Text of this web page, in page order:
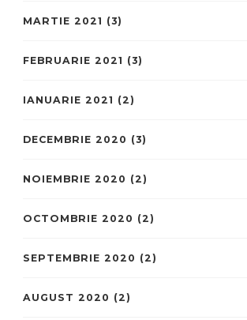
MARTIE 2021 (3)
FEBRUARIE 2021 (3)
IANUARIE 2021 (2)
DECEMBRIE 2020 (3)
NOIEMBRIE 2020 (2)
OCTOMBRIE 2020 (2)
SEPTEMBRIE 2020 (2)
AUGUST 2020 (2)